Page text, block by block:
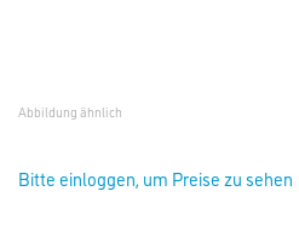
Abbildung ähnlich
Bitte einloggen, um Preise zu sehen